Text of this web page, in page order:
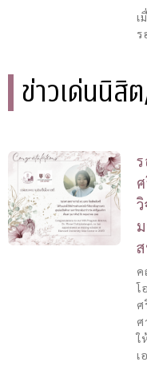
เ
ร
ข่าวเด่นนิสิ
ค
โ
ศ
ศ
ใ
เ